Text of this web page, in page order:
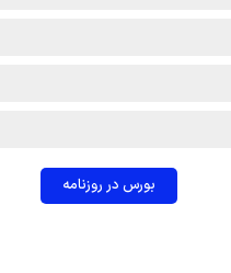
بورس در روزنامه